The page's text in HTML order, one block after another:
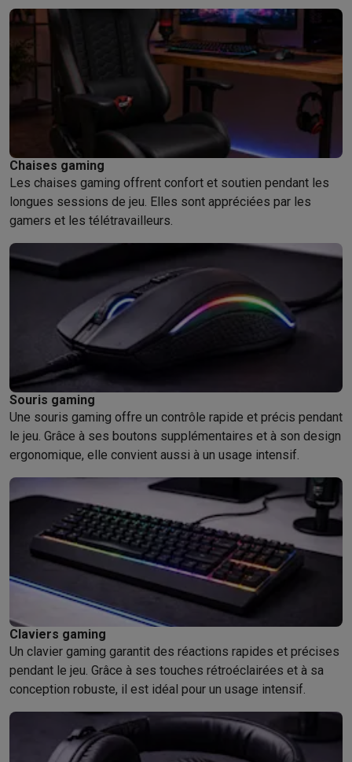
Chaises gaming
Les chaises gaming offrent confort et soutien pendant les
longues sessions de jeu. Elles sont appréciées par les
gamers et les télétravailleurs.
Souris gaming
Une souris gaming offre un contrôle rapide et précis pendant
le jeu. Grâce à ses boutons supplémentaires et à son design
ergonomique, elle convient aussi à un usage intensif.
Claviers gaming
Un clavier gaming garantit des réactions rapides et précises
pendant le jeu. Grâce à ses touches rétroéclairées et à sa
conception robuste, il est idéal pour un usage intensif.